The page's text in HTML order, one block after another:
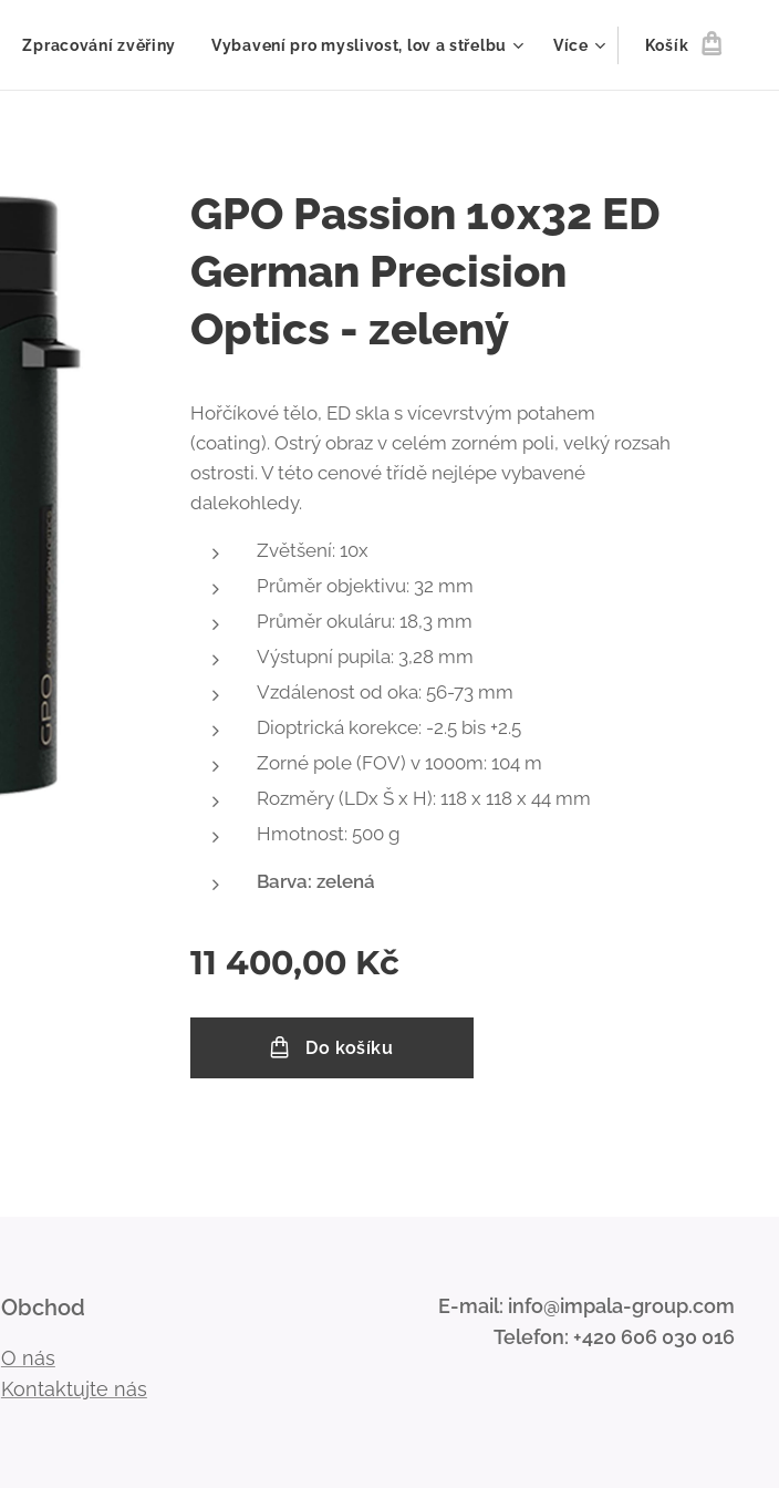
Zpracování zvěřiny Vybavení pro myslivost, lov a střelbu Více Košík
GPO Passion 10x32 ED
German Precision
Optics - zelený
Hořčíkové tělo, ED skla s vícevrstvým potahem
(coating). Ostrý obraz v celém zorném poli, velký rozsah
ostrosti. V této cenové třídě nejlépe vybavené
dalekohledy.
Zvětšení: 10x
Průměr objektivu: 32 mm
Průměr okuláru: 18,3 mm
Výstupní pupila: 3,28 mm
Vzdálenost od oka: 56-73 mm
Dioptrická korekce: -2.5 bis +2.5
Zorné pole (FOV) v 1000m: 104 m
Rozměry (LDx Š x H): 118 x 118 x 44 mm
Hmotnost: 500 g
Barva: zelená
11 400,00 Kč
Do košíku
Obchod
O nás
Kontaktujte nás
E-mail: info@impala-group.com
Telefon: +420 606 030 016